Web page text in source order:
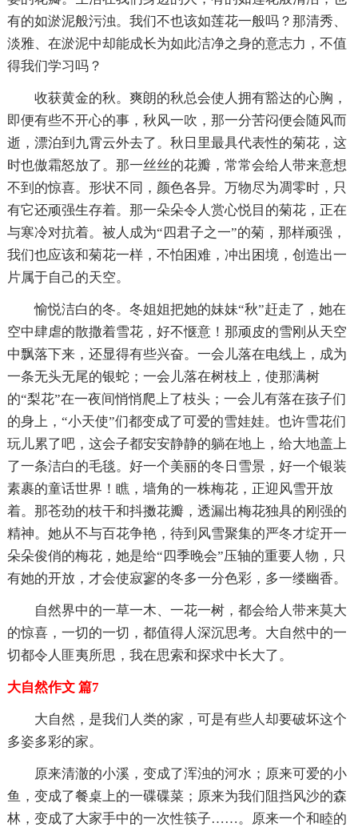
有的如淤泥般污浊。我们不也该如莲花一般吗？那清秀、
淡雅、在淤泥中却能成长为如此洁净之身的意志力，不值
得我们学习吗？
收获黄金的秋。爽朗的秋总会使人拥有豁达的心胸，
即便有些不开心的事，秋风一吹，那一分苦闷便会随风而
逝，漂泊到九霄云外去了。秋日里最具代表性的菊花，这
时也傲霜怒放了。那一丝丝的花瓣，常常会给人带来意想
不到的惊喜。形状不同，颜色各异。万物尽为凋零时，只
有它还顽强生存着。那一朵朵令人赏心悦目的菊花，正在
与寒冷对抗着。被人成为“四君子之一”的菊，那样顽强，
我们也应该和菊花一样，不怕困难，冲出困境，创造出一
片属于自己的天空。
愉悦洁白的冬。冬姐姐把她的妹妹“秋”赶走了，她在
空中肆虐的散撒着雪花，好不惬意！那顽皮的雪刚从天空
中飘落下来，还显得有些兴奋。一会儿落在电线上，成为
一条无头无尾的银蛇；一会儿落在树枝上，使那满树
的“梨花”在一夜间悄悄爬上了枝头；一会儿有落在孩子们
的身上，“小天使”们都变成了可爱的雪娃娃。也许雪花们
玩儿累了吧，这会子都安安静静的躺在地上，给大地盖上
了一条洁白的毛毯。好一个美丽的冬日雪景，好一个银装
素裹的童话世界！瞧，墙角的一株梅花，正迎风雪开放
着。那苍劲的枝干和抖擞花瓣，透漏出梅花独具的刚强的
精神。她从不与百花争艳，待到风雪聚集的严冬才绽开一
朵朵俊俏的梅花，她是给“四季晚会”压轴的重要人物，只
有她的开放，才会使寂寥的冬多一分色彩，多一缕幽香。
自然界中的一草一木、一花一树，都会给人带来莫大
的惊喜，一切的一切，都值得人深沉思考。大自然中的一
切都令人匪夷所思，我在思索和探求中长大了。
大自然作文 篇7
大自然，是我们人类的家，可是有些人却要破坏这个
多姿多彩的家。
原来清澈的小溪，变成了浑浊的河水；原来可爱的小
鱼，变成了餐桌上的一碟碟菜；原来为我们阻挡风沙的森
林，变成了大家手中的一次性筷子……。原来一个和睦的